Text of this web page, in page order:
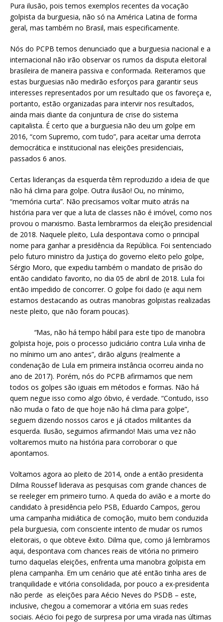
Pura ilusão, pois temos exemplos recentes da vocação
golpista da burguesia, não só na América Latina de forma
geral, mas também no Brasil, mais especificamente.
Nós do PCPB temos denunciado que a burguesia nacional e a
internacional não irão observar os rumos da disputa eleitoral
brasileira de maneira passiva e conformada. Reiteramos que
estas burguesias não medirão esforços para garantir seus
interesses representados por um resultado que os favoreça e,
portanto, estão organizadas para intervir nos resultados,
ainda mais diante da conjuntura de crise do sistema
capitalista. É certo que a burguesia não deu um golpe em
2016, “com Supremo, com tudo”, para aceitar uma derrota
democrática e institucional nas eleições presidenciais,
passados 6 anos.
Certas lideranças da esquerda têm reproduzido a ideia de que
não há clima para golpe. Outra ilusão! Ou, no mínimo,
“memória curta”. Não precisamos voltar muito atrás na
história para ver que a luta de classes não é imóvel, como nos
provou o marxismo. Basta lembrarmos da eleição presidencial
de 2018. Naquele pleito, Lula despontava como o principal
nome para ganhar a presidência da República. Foi sentenciado
pelo futuro ministro da Justiça do governo eleito pelo golpe,
Sérgio Moro, que expediu também o mandato de prisão do
então candidato favorito, no dia 05 de abril de 2018. Lula foi
então impedido de concorrer. O golpe foi dado (e aqui nem
estamos destacando as outras manobras golpistas realizadas
neste pleito, que não foram poucas).
“Mas, não há tempo hábil para este tipo de manobra
golpista hoje, pois o processo judiciário contra Lula vinha de
no mínimo um ano antes”, dirão alguns (realmente a
condenação de Lula em primeira instância ocorreu ainda no
ano de 2017). Porém, nós do PCPB afirmamos que nem
todos os golpes são iguais em métodos e formas. Não há
quem negue isso como algo óbvio, é verdade. “Contudo, isso
não muda o fato de que hoje não há clima para golpe”,
seguem dizendo nossos caros e já citados militantes da
esquerda. Ilusão, seguimos afirmando! Mais uma vez não
voltaremos muito na história para corroborar o que
apontamos.
Voltamos agora ao pleito de 2014, onde a então presidenta
Dilma Roussef liderava as pesquisas com grande chances de
se reeleger em primeiro turno. A queda do avião e a morte do
candidato à presidência pelo PSB, Eduardo Campos, gerou
uma campanha midiática de comoção, muito bem conduzida
pela burguesia, com consciente intento de mudar os rumos
eleitorais, o que obteve êxito. Dilma que, como já lembramos
aqui, despontava com chances reais de vitória no primeiro
turno daquelas eleições, enfrenta uma manobra golpista em
plena campanha. Em um cenário que até então tinha ares de
tranquilidade e vitória consolidada, por pouco a ex-presidenta
não perde as eleições para Aécio Neves do PSDB – este,
inclusive, chegou a comemorar a vitória em suas redes
sociais. Aécio foi pego de surpresa por uma virada nas últimas